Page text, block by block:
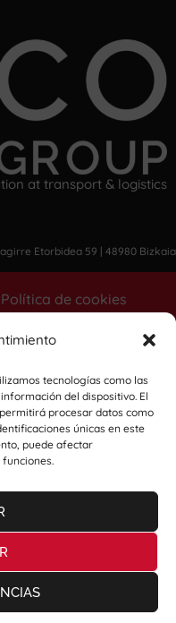
tecnologías como las
del dispositivo. El
procesar datos como
únicas en este
puede afectar
at transport & logistics
Etorbidea 59 | 48980 Bizkaia
Política de cookies
GROUP